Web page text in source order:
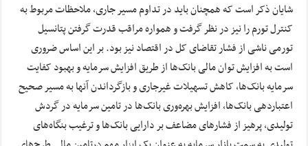
شایان ذکر است که همچنان باید در تداوم مسیر جاری، ملاحظات مربوط به
کنترل تورم را نیز در نظر گرفت و همواره مراقب قدرت گرفتن پتانسیل
تورمی ناشی از فشار تقاضای کل در اقتصاد نیز بود. بر این اساس ضروری
است به افزایش توان مالی بانک‌ها از طریق افزایش سرمایه و بهبود کفایت
سرمایه بانک‌ها، کاهش تسهیلات غیرجاری و بازگرداندن آنها به مسیر صحیح
اعتباردهی بانک‌ها، افزایش بهره‌وری بانک‌ها در تامین سرمایه در گردش
تولیدی، پرهیز از فشارهای مضاعف بر دارایی بانک‌ها و ترغیب بنگاه‌های